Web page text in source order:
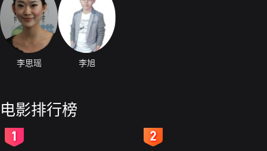
李思瑶 李旭
电影排行榜